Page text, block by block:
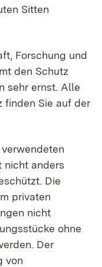
Sitten
Forschung und
den Schutz
sehr ernst. Alle
finden Sie auf der
nicht anders
Die
privaten
nicht
ohne
Der
von